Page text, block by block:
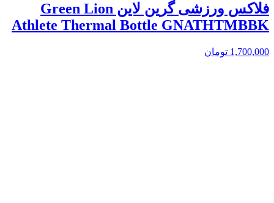
فلاکس ورزشی گرین لاین Green Lion
Athlete Thermal Bottle GNATHTMBBK
1,700,000 تومان